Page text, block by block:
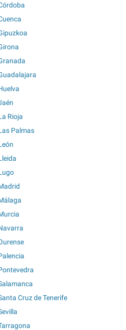
Rioja
Palmas
Cruz de Tenerife